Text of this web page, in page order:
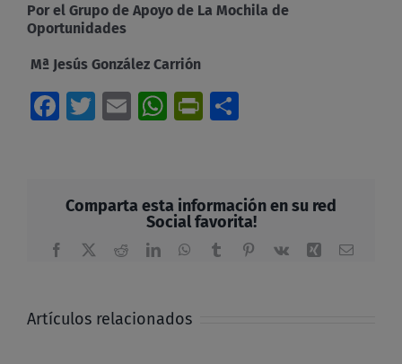
Por el Grupo de Apoyo de La Mochila de
Oportunidades
Mª Jesús González Carrión
Facebook
Twitter
EmailWhatsApp
PrintFriendly
Comparta esta información en su red
Social favorita!
Facebook RedditLinkedInWhatsApp
Tumblr Pinterest
Vk Xing Correo
Artículos relacionados